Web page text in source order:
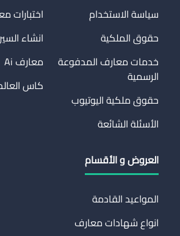
سياسة الاستخدام
حقوق الملكية
خدمات معارف المدفوعة
الرسمية
حقوق ملكية اليوتيوب
الأسئلة الشائعة
اختبارات
انشاء
معارف Ai
كاس
العروض و الأقسام
المواعيد القادمة
انواع شهادات معارف